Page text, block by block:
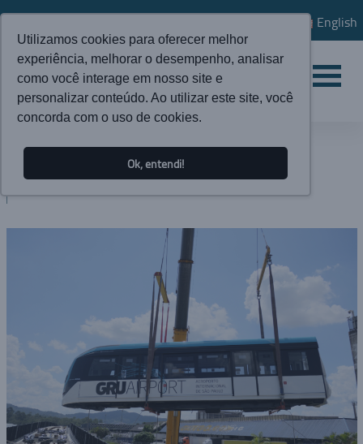
Utilizamos cookies para oferecer melhor
experiência, melhorar o desempenho, analisar
como você interage em nosso site e
personalizar conteúdo. Ao utilizar este site, você
concorda com o uso de cookies.
Ok, entendi!
English
ATUALIDADES
BLOG